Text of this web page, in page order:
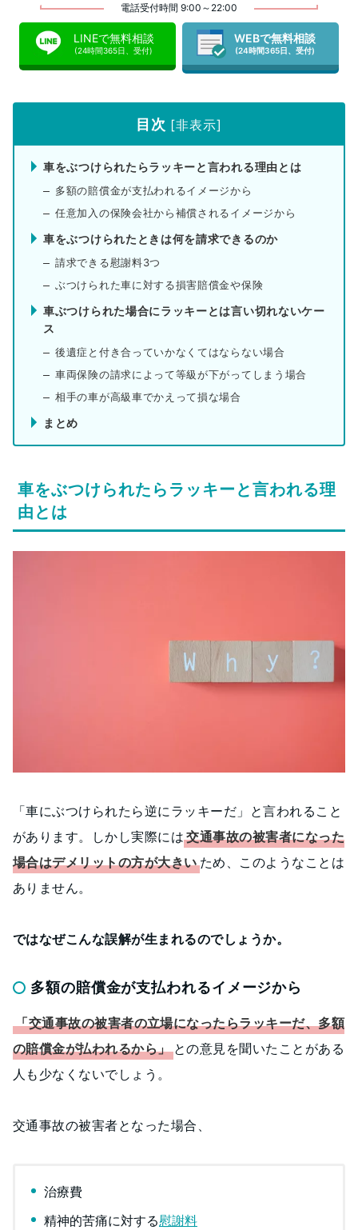
電話受付時間 9:00～22:00
LINEで無料相談
(24時間365日、受付)
WEBで無料相談
(24時間365日、受付)
目次 [非表示]
車をぶつけられたらラッキーと言われる理由とは
多額の賠償金が支払われるイメージから
任意加入の保険会社から補償されるイメージから
車をぶつけられたときは何を請求できるのか
請求できる慰謝料3つ
ぶつけられた車に対する損害賠償金や保険
車ぶつけられた場合にラッキーとは言い切れないケー
ス
後遺症と付き合っていかなくてはならない場合
車両保険の請求によって等級が下がってしまう場合
相手の車が高級車でかえって損な場合
まとめ
車をぶつけられたらラッキーと言われる理
由とは
「車にぶつけられたら逆にラッキーだ」と言われること
があります。しかし実際には交通事故の被害者になった
場合はデメリットの方が大きいため、このようなことは
ありません。
ではなぜこんな誤解が生まれるのでしょうか。
多額の賠償金が支払われるイメージから
「交通事故の被害者の立場になったらラッキーだ、多額
の賠償金が払われるから」との意見を聞いたことがある
人も少なくないでしょう。
交通事故の被害者となった場合、
治療費
精神的苦痛に対する慰謝料